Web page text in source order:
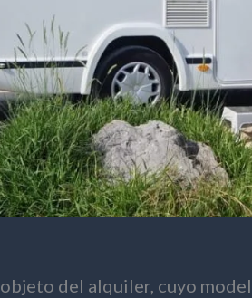
del alquiler, cuyo